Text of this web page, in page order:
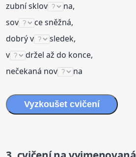
zubní sklov
na,
sov
ce sněžná,
dobrý v
sledek,
v
držel až do konce,
nečekaná nov
na
Vyzkoušet cvičení